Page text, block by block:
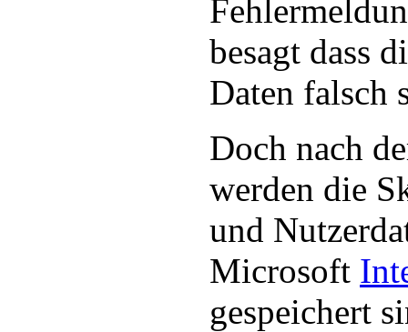
besagt dass
Daten falsch
Doch nach
werden die
und
Microsoft
gespeichert